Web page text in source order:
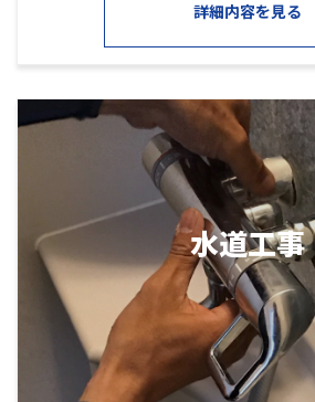
詳細内容を見る
水道工事